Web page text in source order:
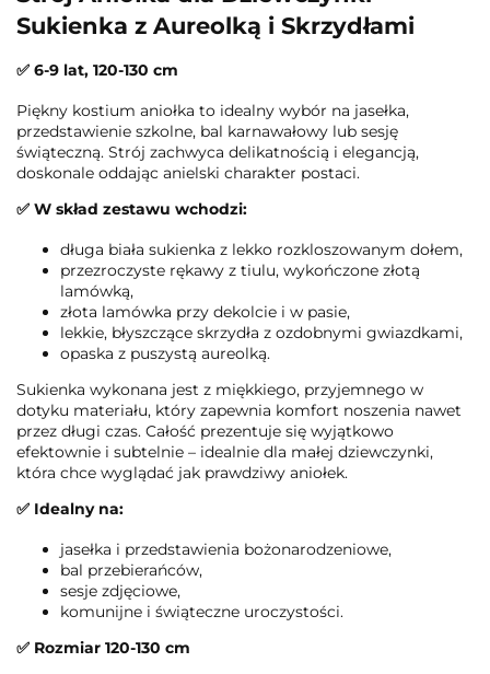
Sukienka z Aureolką i Skrzydłami
✅ 6-9 lat, 120-130 cm
Piękny kostium aniołka to idealny wybór na jasełka,
przedstawienie szkolne, bal karnawałowy lub sesję
świąteczną. Strój zachwyca delikatnością i elegancją,
doskonale oddając anielski charakter postaci.
✅ W skład zestawu wchodzi:
długa biała sukienka z lekko rozkloszowanym dołem,
przezroczyste rękawy z tiulu, wykończone złotą
lamówką,
złota lamówka przy dekolcie i w pasie,
lekkie, błyszczące skrzydła z ozdobnymi gwiazdkami,
opaska z puszystą aureolką.
Sukienka wykonana jest z miękkiego, przyjemnego w
dotyku materiału, który zapewnia komfort noszenia nawet
przez długi czas. Całość prezentuje się wyjątkowo
efektownie i subtelnie – idealnie dla małej dziewczynki,
która chce wyglądać jak prawdziwy aniołek.
✅ Idealny na:
jasełka i przedstawienia bożonarodzeniowe,
bal przebierańców,
sesje zdjęciowe,
komunijne i świąteczne uroczystości.
✅ Rozmiar 120-130 cm